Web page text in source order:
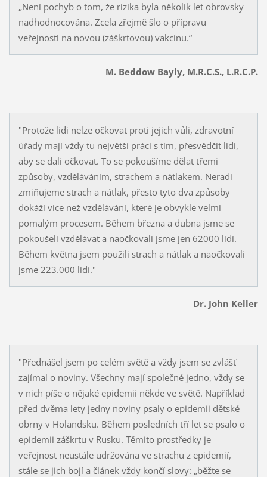
„Není pochyb o tom, že rizika byla několik let obrovsky
nadhodnocována. Zcela zřejmě šlo o přípravu
veřejnosti na novou (záškrtovou) vakcínu.“
M. Beddow Bayly, M.R.C.S., L.R.C.P.
"Protože lidi nelze očkovat proti jejich vůli, zdravotní
úřady mají vždy tu největší práci s tím, přesvědčit lidi,
aby se dali očkovat. To se pokoušíme dělat třemi
způsoby, vzděláváním, strachem a nátlakem. Neradi
zmiňujeme strach a nátlak, přesto tyto dva způsoby
dokáží více než vzdělávání, které je obvykle velmi
pomalým procesem. Během března a dubna jsme se
pokoušeli vzdělávat a naočkovali jsme jen 62000 lidí.
Během května jsem použili strach a nátlak a naočkovali
jsme 223.000 lidí."
Dr. John Keller
"Přednášel jsem po celém světě a vždy jsem se zvlášť
zajímal o noviny. Všechny mají společné jedno, vždy se
v nich píše o nějaké epidemii někde ve světě. Například
před dvěma lety jedny noviny psaly o epidemii dětské
obrny v Holandsku. Během posledních tří let se psalo o
epidemii záškrtu v Rusku. Těmito prostředky je
veřejnost neustále udržována ve strachu z epidemií,
stále se jich bojí a článek vždy končí slovy: „běžte se